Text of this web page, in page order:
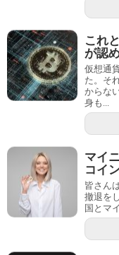
これ
が認
仮想通
た。そ
からな
身も...
マイ
コイ
皆さん
撤退を
国とマ